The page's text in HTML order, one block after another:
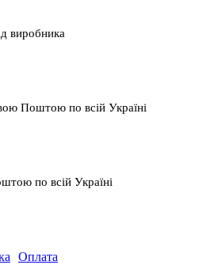
виробника
Поштою по всій Україні
по всій Україні
Оплата